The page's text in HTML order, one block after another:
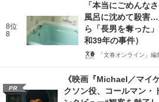
8位
8
「本当にごめんな
風呂に沈めて殺害
ら「長男を奪った
和39年の事件）
「文春オンライン」編
PR
《映画『Michael／マイ
クソン役、コールマン・